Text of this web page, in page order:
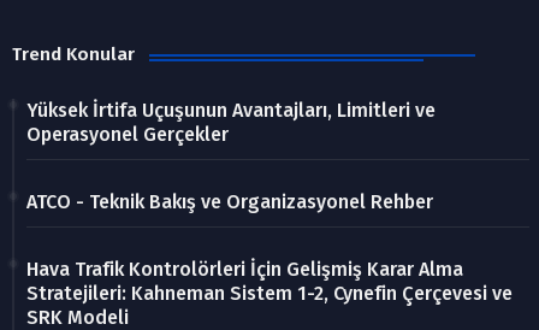
Trend Konular
Yüksek İrtifa Uçuşunun Avantajları, Limitleri ve
Operasyonel Gerçekler
ATCO - Teknik Bakış ve Organizasyonel Rehber
Hava Trafik Kontrolörleri İçin Gelişmiş Karar Alma
Stratejileri: Kahneman Sistem 1-2, Cynefin Çerçevesi ve
SRK Modeli